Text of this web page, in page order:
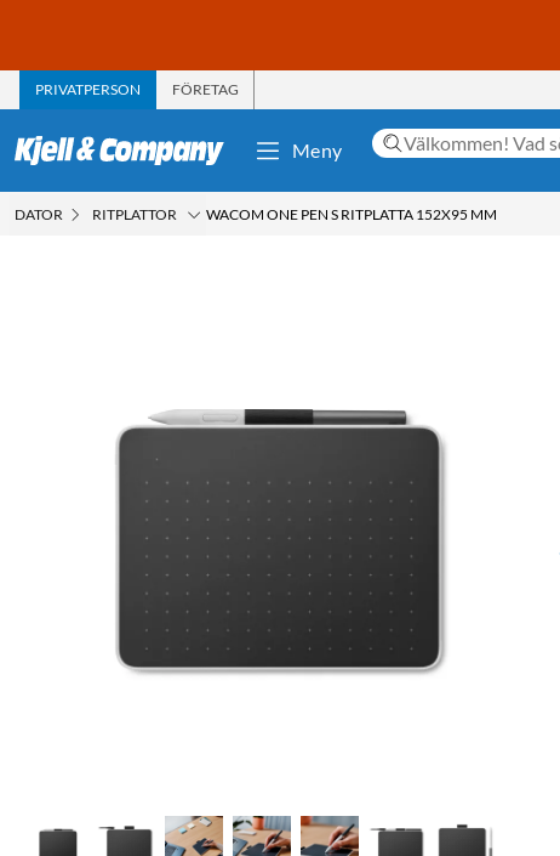
PRIVATPERSON FÖRETAG
Meny
DATOR RITPLATTOR WACOM ONE PEN S RITPLATTA 152X95 MM